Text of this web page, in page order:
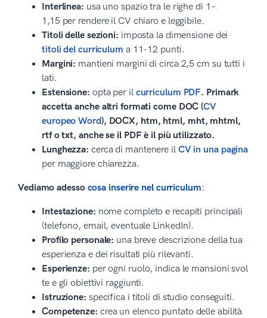
Interlinea: usa uno spazio tra le righe di 1–
1,15 per rendere il CV chiaro e leggibile.
Titoli delle sezioni: imposta la dimensione dei
titoli del curriculum a 11-12 punti.
Margini: mantieni margini di circa 2,5 cm su tutti i
lati.
Estensione: opta per il curriculum PDF. Primark
accetta anche altri formati come DOC (CV
europeo Word), DOCX, htm, html, mht, mhtml,
rtf o txt, anche se il PDF è il più utilizzato.
Lunghezza: cerca di mantenere il CV in una pagina
per maggiore chiarezza.
Vediamo adesso cosa inserire nel curriculum:
Intestazione: nome completo e recapiti principali
(telefono, email, eventuale LinkedIn).
Profilo personale: una breve descrizione della tua
esperienza e dei risultati più rilevanti.
Esperienze: per ogni ruolo, indica le mansioni svol
te e gli obiettivi raggiunti.
Istruzione: specifica i titoli di studio conseguiti.
Competenze: crea un elenco puntato delle abilità